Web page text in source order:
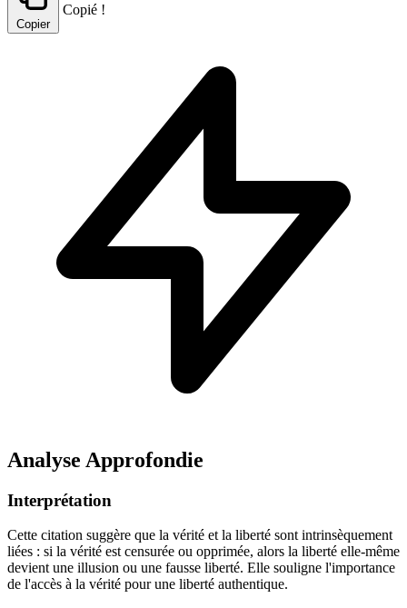
Copier
Copié !
Analyse Approfondie
Interprétation
Cette citation suggère que la vérité et la liberté sont intrinsèquement
liées : si la vérité est censurée ou opprimée, alors la liberté elle-même
devient une illusion ou une fausse liberté. Elle souligne l'importance
de l'accès à la vérité pour une liberté authentique.